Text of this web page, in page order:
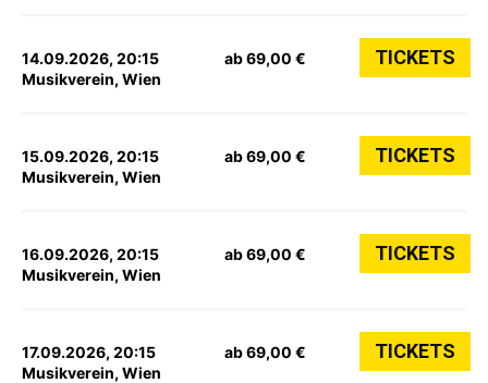
14.09.2026, 20:15
Musikverein, Wien
ab 69,00 € TICKETS
15.09.2026, 20:15
Musikverein, Wien
ab 69,00 € TICKETS
16.09.2026, 20:15
Musikverein, Wien
ab 69,00 € TICKETS
17.09.2026, 20:15
Musikverein, Wien
ab 69,00 € TICKETS